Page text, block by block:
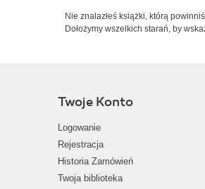
Nie znalazłeś książki, którą
Dołożymy wszelkich starań, by
Twoje Konto
Logowanie
Rejestracja
Historia Zamówień
Twoja biblioteka